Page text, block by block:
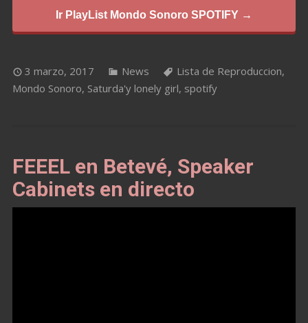
Ir PlayList Mondo Sonoro SPOTIFY →
3 marzo, 2017 News Lista de Reproduccion,
Mondo Sonoro, Saturda'y lonely girl, spotify
FEEEL en Betevé, Speaker
Cabinets en directo